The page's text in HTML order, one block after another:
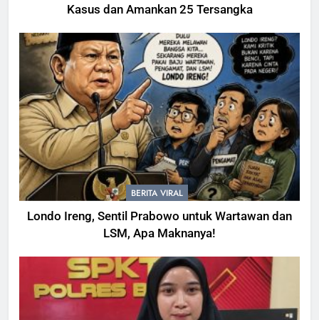
Kasus dan Amankan 25 Tersangka
BERITA VIRAL
Londo Ireng, Sentil Prabowo untuk Wartawan dan
LSM, Apa Maknanya!